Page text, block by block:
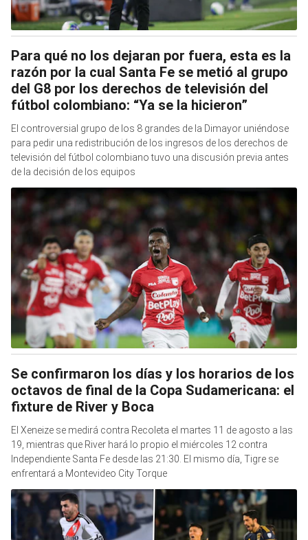
Para qué no los dejaran por fuera, esta es la
razón por la cual Santa Fe se metió al grupo
del G8 por los derechos de televisión del
fútbol colombiano: “Ya se la hicieron”
El controversial grupo de los 8 grandes de la Dimayor uniéndose
para pedir una redistribución de los ingresos de los derechos de
televisión del fútbol colombiano tuvo una discusión previa antes
de la decisión de los equipos
Se confirmaron los días y los horarios de los
octavos de final de la Copa Sudamericana: el
fixture de River y Boca
El Xeneize se medirá contra Recoleta el martes 11 de agosto a las
19, mientras que River hará lo propio el miércoles 12 contra
Independiente Santa Fe desde las 21:30. El mismo día, Tigre se
enfrentará a Montevideo City Torque